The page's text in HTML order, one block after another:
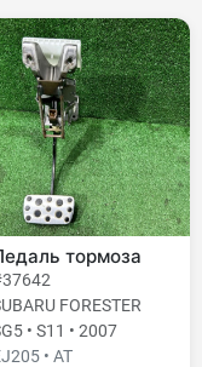
тормоза
FORESTER
• S11 • 2007
• AT